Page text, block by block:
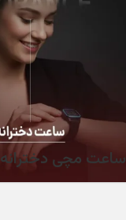
ساعت مچی دخترانه